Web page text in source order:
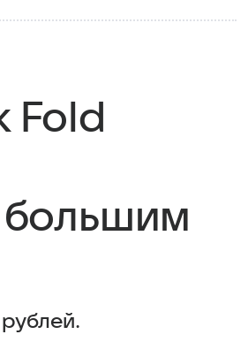
Fold
большим